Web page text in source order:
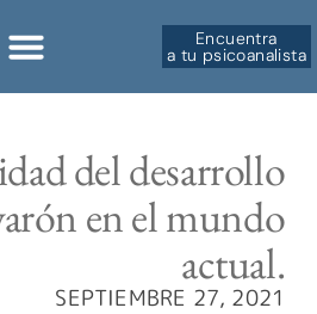
Encuentra
a tu psicoanalista
del desarrollo
en el mundo
actual.
SEPTIEMBRE 27, 2021